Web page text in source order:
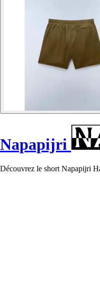
Napapijri
Découvrez le short Napapijri